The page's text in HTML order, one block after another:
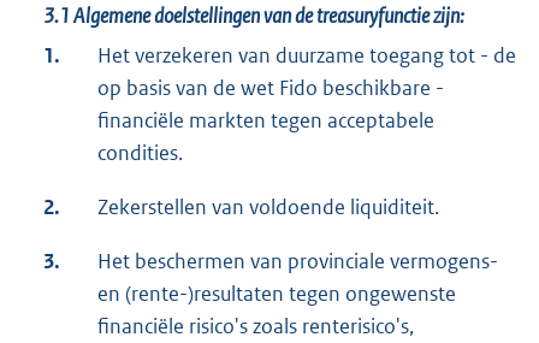
3.1Algemene doelstellingen van de treasuryfunctie zijn:
1.
Het verzekeren van duurzame toegang tot - de
op basis van de wet Fido beschikbare -
financiële markten tegen acceptabele
condities.
2. Zekerstellen van voldoende liquiditeit.
3.
Het beschermen van provinciale vermogens-
en (rente-)resultaten tegen ongewenste
financiële risico's zoals renterisico's,